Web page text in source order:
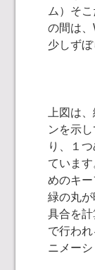
ム）そ
の間は
少しずぼ
上図は
ンを示
り、１
ていま
めのキー
緑の丸
具合を
で行わ
ニメーシ